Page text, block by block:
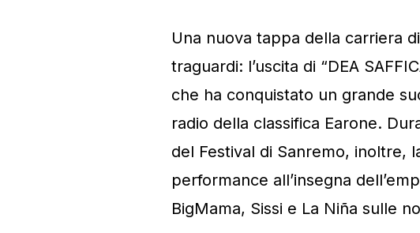
Una nuova tappa della carriera
traguardi: l’uscita di “DEA
che ha conquistato un grande
radio della classifica Earone.
del Festival di Sanremo, inoltre,
performance all’insegna
BigMama, Sissi e La Niña sulle